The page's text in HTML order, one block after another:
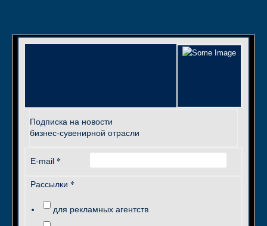
Подписка на новости
бизнес-сувенирной отрасли
E-mail *
Рассылки *
для рекламных агентств